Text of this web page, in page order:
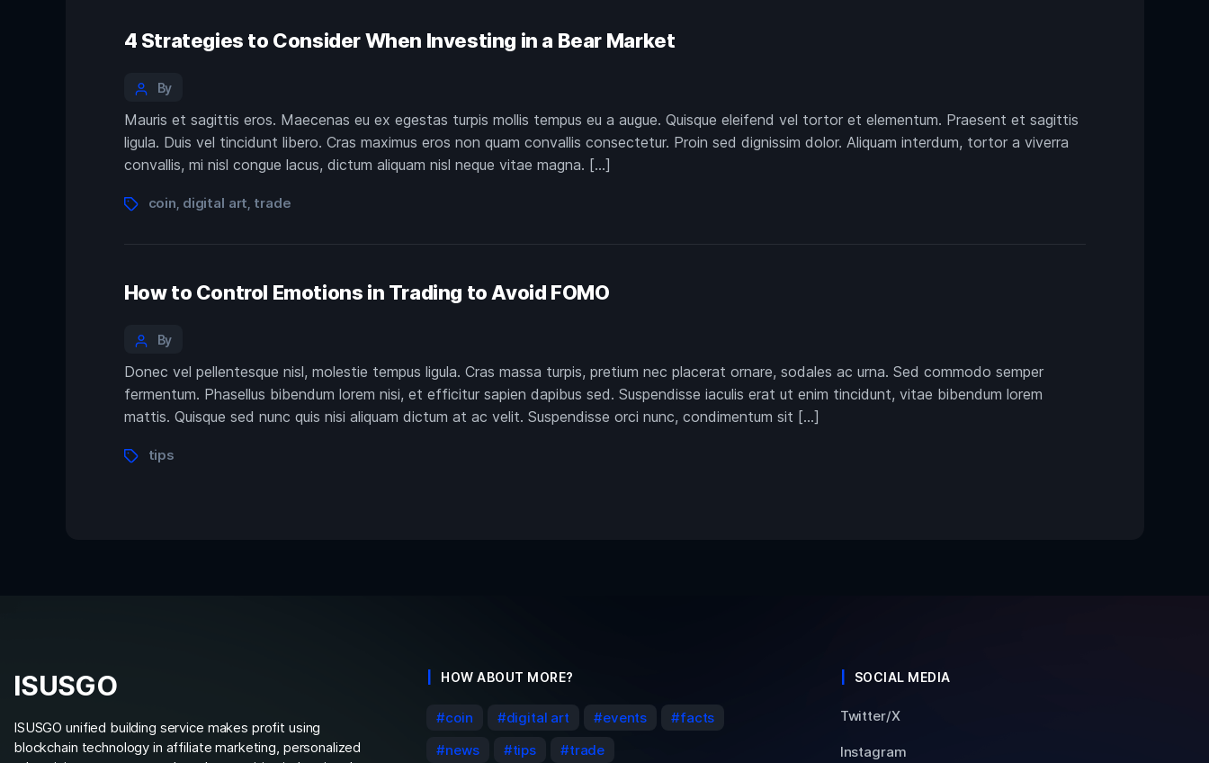
4 Strategies to Consider When Investing in a Bear Market
By
Mauris et sagittis eros. Maecenas eu ex egestas turpis mollis tempus eu a augue. Quisque eleifend vel tortor et elementum. Praesent et sagittis
ligula. Duis vel tincidunt libero. Cras maximus eros non quam convallis consectetur. Proin sed dignissim dolor. Aliquam interdum, tortor a viverra
convallis, mi nisl congue lacus, dictum aliquam nisl neque vitae magna. […]
coin digital art trade
How to Control Emotions in Trading to Avoid FOMO
By
Donec vel pellentesque nisl, molestie tempus ligula. Cras massa turpis, pretium nec placerat ornare, sodales ac urna. Sed commodo semper
fermentum. Phasellus bibendum lorem nisi, et efficitur sapien dapibus sed. Suspendisse iaculis erat ut enim tincidunt, vitae bibendum lorem
mattis. Quisque sed nunc quis nisi aliquam dictum at ac velit. Suspendisse orci nunc, condimentum sit […]
tips
ISUSGO
ISUSGO unified building service makes profit using
blockchain technology in affiliate marketing, personalized
HOW ABOUT MORE?
coin digital art events
facts
news
tips trade
SOCIAL MEDIA
Twitter/X
Instagram